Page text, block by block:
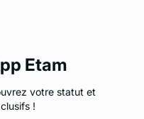
Etam
votre statut et
!